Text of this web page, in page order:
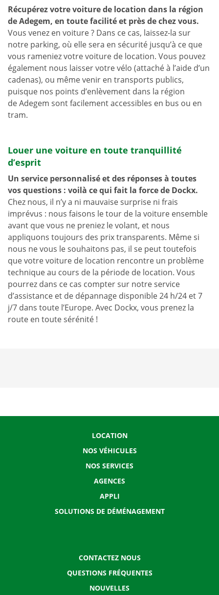
Récupérez votre voiture de location dans la région
de Adegem, en toute facilité et près de chez vous.
Vous venez en voiture ? Dans ce cas, laissez-la sur
notre parking, où elle sera en sécurité jusqu’à ce que
vous rameniez votre voiture de location. Vous pouvez
également nous laisser votre vélo (attaché à l’aide d’un
cadenas), ou même venir en transports publics,
puisque nos points d’enlèvement dans la région
de Adegem sont facilement accessibles en bus ou en
tram.
Louer une voiture en toute tranquillité
d’esprit
Un service personnalisé et des réponses à toutes
vos questions : voilà ce qui fait la force de Dockx.
Chez nous, il n’y a ni mauvaise surprise ni frais
imprévus : nous faisons le tour de la voiture ensemble
avant que vous ne preniez le volant, et nous
appliquons toujours des prix transparents. Même si
nous ne vous le souhaitons pas, il se peut toutefois
que votre voiture de location rencontre un problème
technique au cours de la période de location. Vous
pourrez dans ce cas compter sur notre service
d’assistance et de dépannage disponible 24 h/24 et 7
j/7 dans toute l’Europe. Avec Dockx, vous prenez la
route en toute sérénité !
LOCATION
NOS VÉHICULES
NOS SERVICES
AGENCES
APPLI
SOLUTIONS DE DÉMÉNAGEMENT
CONTACTEZ NOUS
QUESTIONS FRÉQUENTES
NOUVELLES